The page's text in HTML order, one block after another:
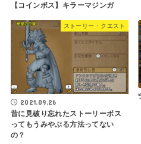
【コインボス】キラーマジンガ
ストーリー・クエスト
2021.09.26
昔に見破り忘れたストーリーボス
ってもうみやぶる方法ってない
の？